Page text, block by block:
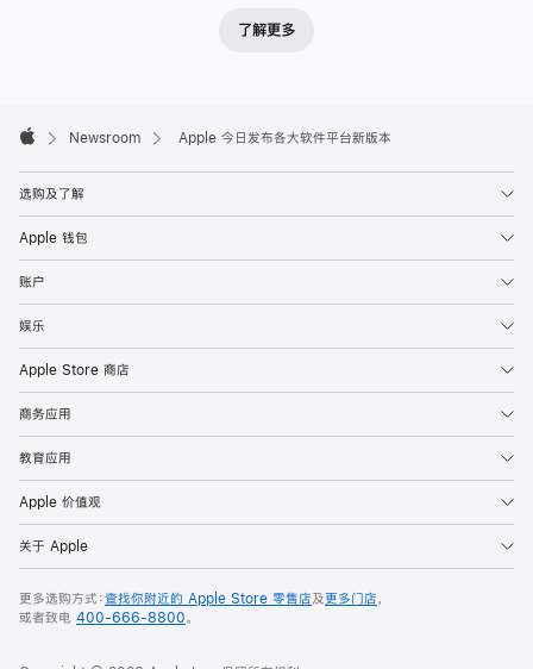
心
的
性
能，
并
出
Liquid
的
精
了解更多
Footer

Newsroom Apple 今日发布各大软件平台新版本
选购及了解
Apple 钱包
账户
娱乐
Apple Store 商店
商务应用
教育应用
Apple 价值观
关于 Apple
更多选购方式：查找你附近的 Apple Store 零售店及更多门店，
或者致电 400-666-8800。